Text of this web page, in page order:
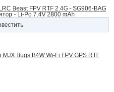
Beast FPV RTF 2.4G - SG906-BAG
- Li-Po 7.4V 2800 mAh